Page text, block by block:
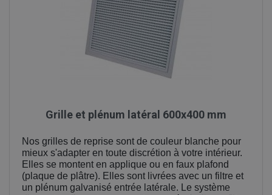
Grille et plénum latéral 600x400 mm
Nos grilles de reprise sont de couleur blanche pour
mieux s'adapter en toute discrétion à votre intérieur.
Elles se montent en applique ou en faux plafond
(plaque de plâtre). Elles sont livrées avec un filtre et
un plénum galvanisé entrée latérale. Le système